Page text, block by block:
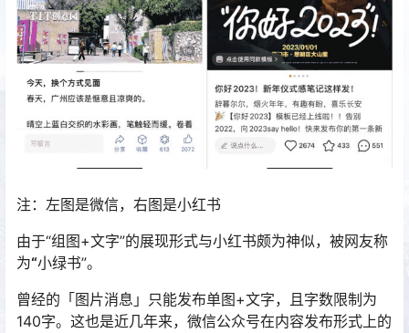
注：左图是微信，右图是小红书
由于“组图+文字”的展现形式与小红书颇为神似，被网友称
为“小绿书”。
曾经的「图片消息」只能发布单图+文字，且字数限制为
140字。这也是近几年来，微信公众号在内容发布形式上的